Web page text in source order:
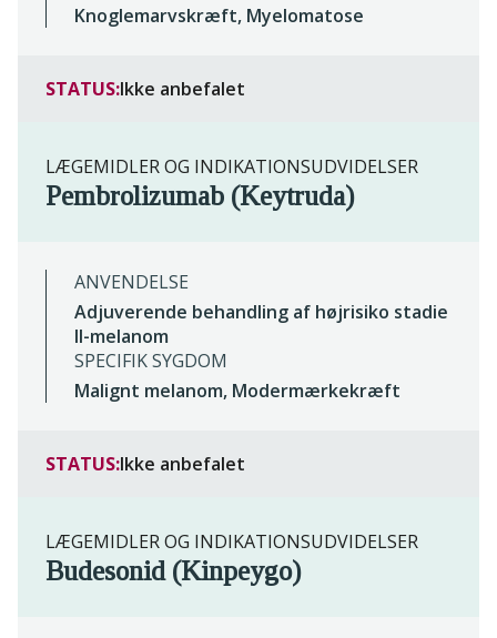
Knoglemarvskræft, Myelomatose
STATUS:Ikke anbefalet
LÆGEMIDLER OG INDIKATIONSUDVIDELSER
Pembrolizumab (Keytruda)
ANVENDELSE
Adjuverende behandling af højrisiko stadie
II-melanom
SPECIFIK SYGDOM
Malignt melanom, Modermærkekræft
STATUS:Ikke anbefalet
LÆGEMIDLER OG INDIKATIONSUDVIDELSER
Budesonid (Kinpeygo)